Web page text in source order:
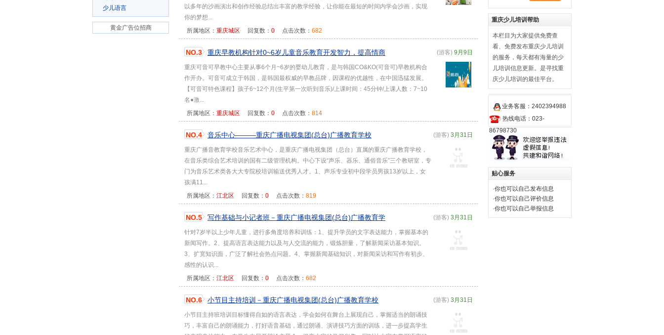
少儿语言
黄金广告位招商
以多年的沙画演出和创作经验总结出丰富的教学经验，让你能在最短的时间内学会沙画，实现
你的梦想...
所属地区： 重庆城区 回复数： 0 点击次数： 682
(游客) 9月9日
NO.3 重庆早教机构针对0~6岁儿童音乐教育开发智力，提高情商
重庆可音可早教中心主要从事6个月~6岁的婴幼儿教育，是与韩国CO&KO(可音可)早教机构合
作开办。可音可成立于韩国，是韩国最权威的早教品牌，因课程的优越性，在中国迅猛发展。
【可音可特色课程】孩子6~12个月(生平第一次听到音乐)/上课时间：45分钟/上课人数：7~10
名●激...
所属地区： 重庆城区 回复数： 0 点击次数： 814
(游客) 3月31日
NO.4 音乐中心———重庆广播电视集团(总台)广播教育学校
重庆广播音教育学校音乐艺术中心，是重庆广播电视集团（总台）直属的重庆广播教育学校，
在音乐类综合艺术培训的国有二级管理机构。中心下设“声乐、器乐、通俗音乐”三个教研室，专
门为音乐艺术类各大大专院校培训输送优秀人才。1、声乐专业初中段学员男孩13岁以上，女
孩满11...
所属地区： 江北区 回复数： 0 点击次数： 819
(游客) 3月31日
NO.5 写作基础与小记者班－重庆广播电视集团(总台)广播教育学
针对7岁半以上少年儿童，进行多角度培养和训练：1、提升学员的文字表达能力，掌握基本的
新闻写作。2、提高语言表达能力以及与人交流的能力，锻炼胆量，了解新闻采访基本知识。
3、扩宽知识面，广泛了解社会热点问题。4、掌握新闻基础知识，对新闻采访和写作有初步、
感性的认识...
所属地区： 江北区 回复数： 0 点击次数： 682
(游客) 3月31日
NO.6 小节目主持培训－重庆广播电视集团(总台)广播教育学校
小节目主持班培训目标懂得自如的语言表达，学会如何在舞台上展现自己，掌握适当的朗诵技
巧，丰富自己的朗诵能力，打好语音基础，通过朗诵、演讲技巧方面的训练，进一步提高学生
重庆少儿培训帮助
本栏目为大家提供免费查
看、免费发布重庆少儿培训
的服务，每天都有海量的少
儿培训信息更新。是寻找重
庆少儿培训的最佳平台。
业务客服： 2402394988
热线电话：023-
86798730
贴心服务
·你也可以自己发布信息
·你也可以自己评价信息
·你也可以自己举报信息